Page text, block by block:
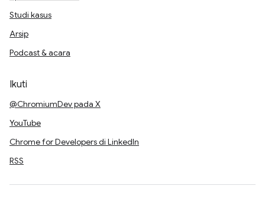
Studi kasus
Arsip
Podcast & acara
Ikuti
@ChromiumDev pada X
YouTube
Chrome for Developers di LinkedIn
RSS